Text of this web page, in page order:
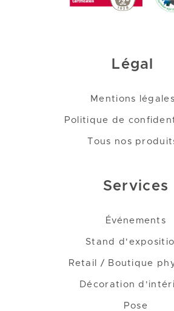
Légal
Mentions légales
Politique de
Tous nos
Services
Événements
Stand
Retail / Boutique
Décoration
Pose